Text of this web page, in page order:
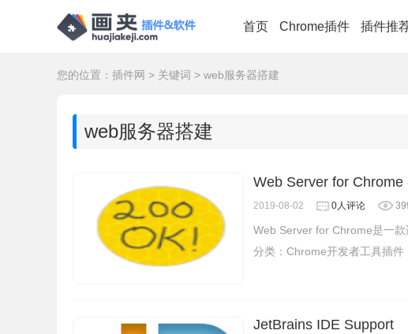
首页 Chrome插件 插件推
您的位置： 插件网 > 关键词 > web服务器搭建
web服务器搭建
Web Server for
2019-08-02 0人评论
Web Server for Chrome是一款
分类： Chrome开发者工具插件
JetBrains IDE Support